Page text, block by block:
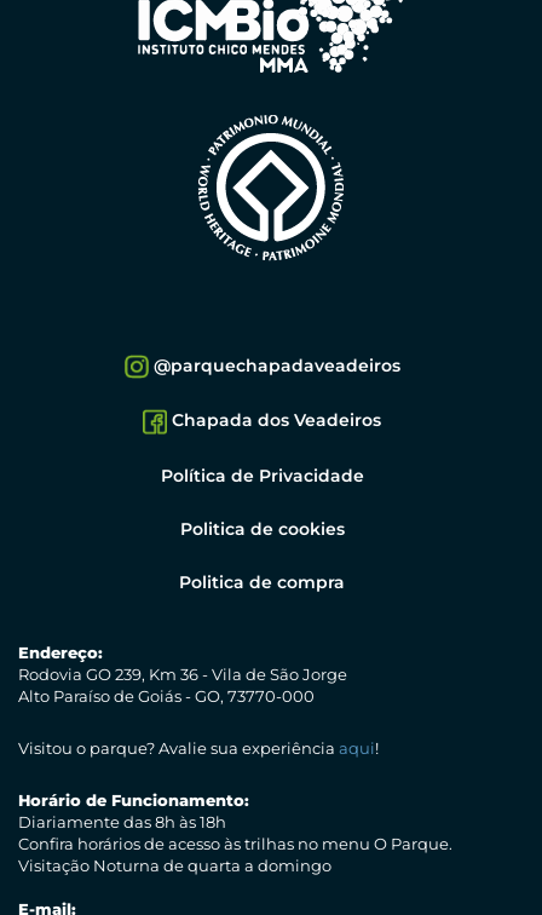
@parquechapadaveadeiros
Chapada dos Veadeiros
Política de Privacidade
Politica de cookies
Politica de compra
Endereço:
Rodovia GO 239, Km 36 - Vila de São Jorge
Alto Paraíso de Goiás - GO, 73770-000
Visitou o parque? Avalie sua experiência aqui!
Horário de Funcionamento:
Diariamente das 8h às 18h
Confira horários de acesso às trilhas no menu O Parque.
Visitação Noturna de quarta a domingo
E-mail: